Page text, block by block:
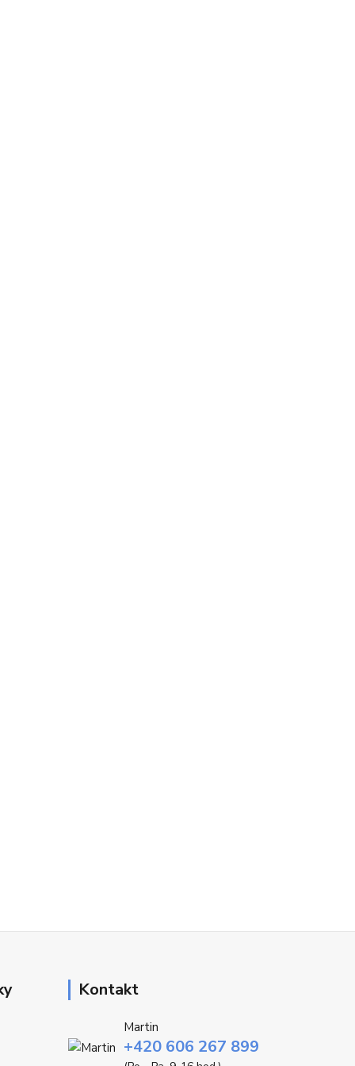
Kontakt
Martin
+420 606 267 899